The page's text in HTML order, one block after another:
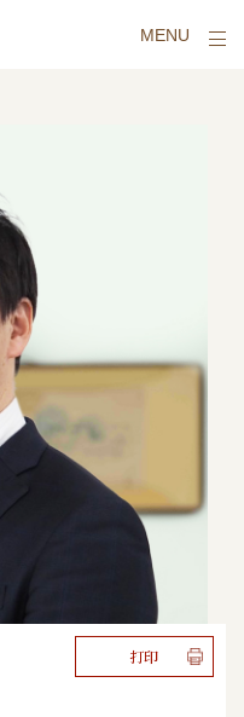
MENU
打印